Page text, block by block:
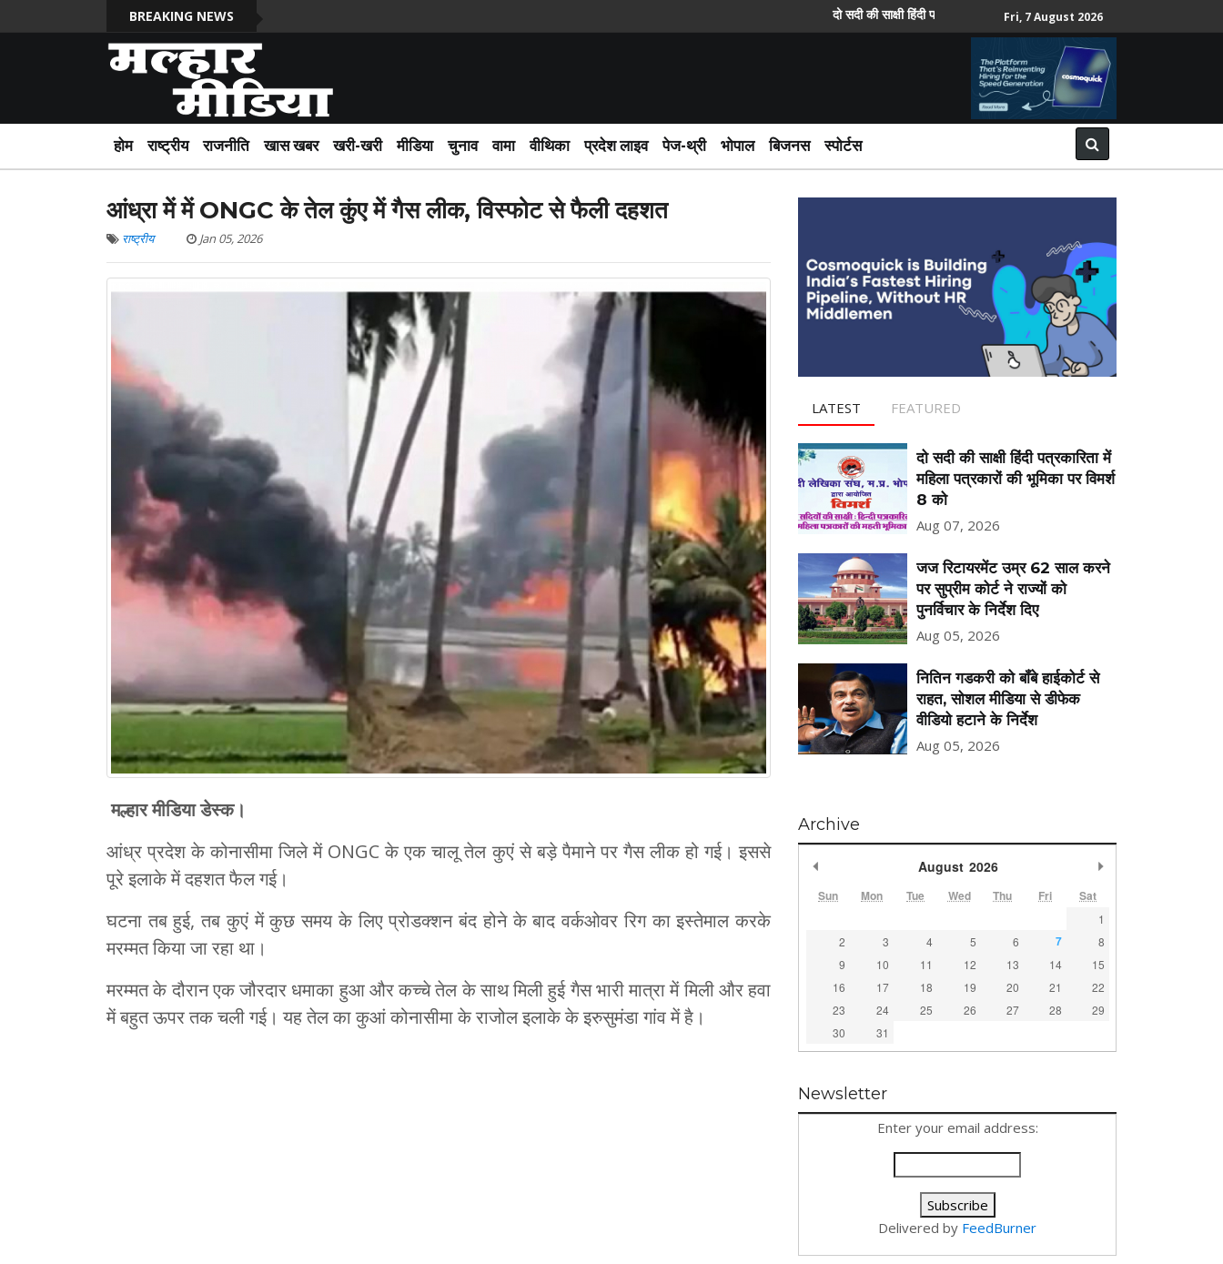
BREAKING NEWS दो सदी की साक्षी हिंदी पत्रकारिता में महिला पत्रकारों की भूमिका पर विमर्श 8 को
Fri, 7 August 2026
होम राष्ट्रीय राजनीति खास खबर खरी-खरी मीडिया चुनाव वामा वीथिका प्रदेश लाइव पेज-थ्री भोपाल बिजनस स्पोर्टस
आंध्रा में में ONGC के तेल कुंए में गैस लीक, विस्फोट से फैली दहशत
राष्ट्रीय Jan 05, 2026
मल्हार मीडिया डेस्क।
आंध्र प्रदेश के कोनासीमा जिले में ONGC के एक चालू तेल कुएं से बड़े पैमाने पर गैस लीक हो गई। इससे
पूरे इलाके में दहशत फैल गई।
घटना तब हुई, तब कुएं में कुछ समय के लिए प्रोडक्शन बंद होने के बाद वर्कओवर रिग का इस्तेमाल करके
मरम्मत किया जा रहा था।
मरम्मत के दौरान एक जौरदार धमाका हुआ और कच्चे तेल के साथ मिली हुई गैस भारी मात्रा में मिली और हवा
में बहुत ऊपर तक चली गई। यह तेल का कुआं कोनासीमा के राजोल इलाके के इरुसुमंडा गांव में है।
LATEST FEATURED
दो सदी की साक्षी हिंदी पत्रकारिता में
महिला पत्रकारों की भूमिका पर विमर्श
8 को
Aug 07, 2026
जज रिटायरमेंट उम्र 62 साल करने
पर सुप्रीम कोर्ट ने राज्यों को
पुनर्विचार के निर्देश दिए
Aug 05, 2026
नितिन गडकरी को बॉंबे हाईकोर्ट से
राहत, सोशल मीडिया से डीफेक
वीडियो हटाने के निर्देश
Aug 05, 2026
Archive
August 2026
Sun Mon Tue Wed Thu Fri Sat
1
2
3 4 5 6 7
8
9
10 11 12 13 14
15
16
17 18 19 20 21
22
23
24 25 26 27 28
29
30
31
Newsletter
Enter your email address:
Delivered by FeedBurner